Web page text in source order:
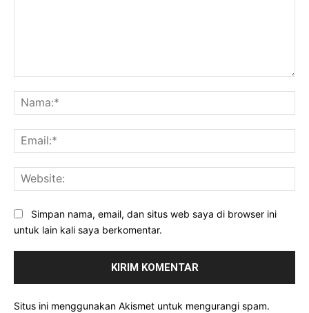
Simpan nama, email, dan situs web saya di browser ini
untuk lain kali saya berkomentar.
Situs ini menggunakan Akismet untuk mengurangi spam.